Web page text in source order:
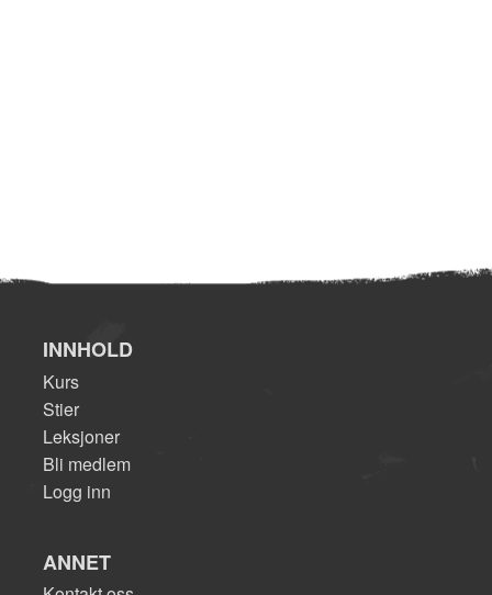
INNHOLD
Kurs
Stier
Leksjoner
Bli medlem
Logg inn
ANNET